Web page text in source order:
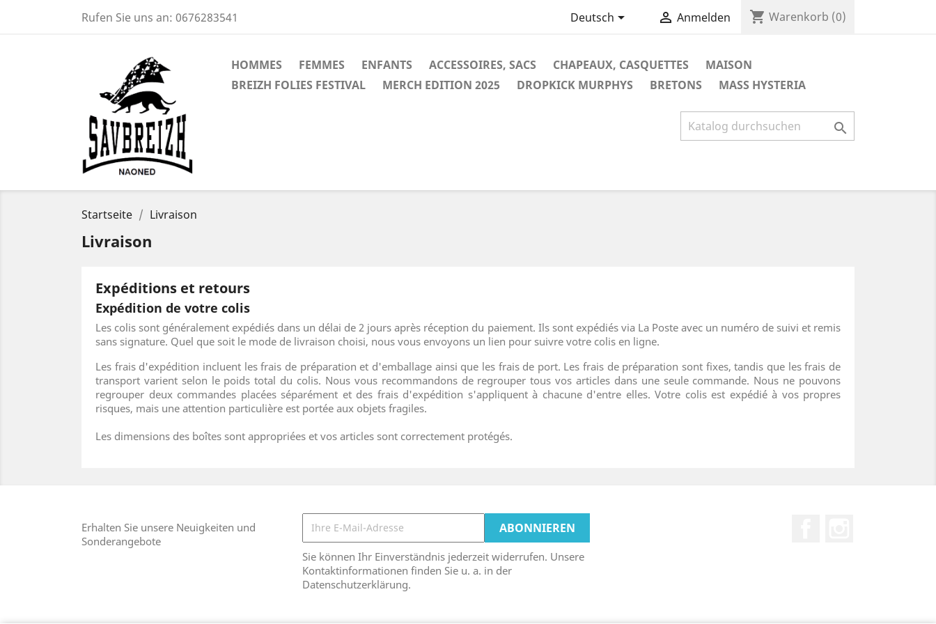
Rufen Sie uns an: 0676283541 Deutsch  Anmelden shopping_cart Warenkorb (0)
HOMMES FEMMES ENFANTS ACCESSOIRES, SACS CHAPEAUX, CASQUETTES
MAISON
BREIZH FOLIES FESTIVAL
MERCH EDITION 2025 DROPKICK MURPHYS BRETONS MASS HYSTERIA

Startseite Livraison
Livraison
Expéditions et retours
Expédition de votre colis
Les colis sont généralement expédiés dans un délai de 2 jours après réception du paiement. Ils sont expédiés via La Poste avec un numéro de suivi et remis
sans signature. Quel que soit le mode de livraison choisi, nous vous envoyons un lien pour suivre votre colis en ligne.
Les frais d'expédition incluent les frais de préparation et d'emballage ainsi que les frais de port. Les frais de préparation sont fixes, tandis que les frais de
transport varient selon le poids total du colis. Nous vous recommandons de regrouper tous vos articles dans une seule commande. Nous ne pouvons
regrouper deux commandes placées séparément et des frais d'expédition s'appliquent à chacune d'entre elles. Votre colis est expédié à vos propres
risques, mais une attention particulière est portée aux objets fragiles.
Les dimensions des boîtes sont appropriées et vos articles sont correctement protégés.
Erhalten Sie unsere Neuigkeiten und
Sonderangebote
Sie können Ihr Einverständnis jederzeit widerrufen. Unsere
Kontaktinformationen finden Sie u. a. in der
Datenschutzerklärung.